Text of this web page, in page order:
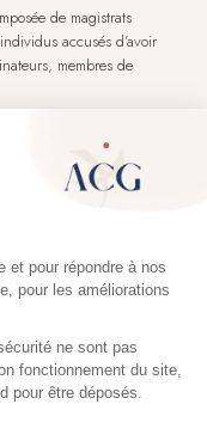
de magistrats
accusés d’avoir
membres de
construite et
fait référence à